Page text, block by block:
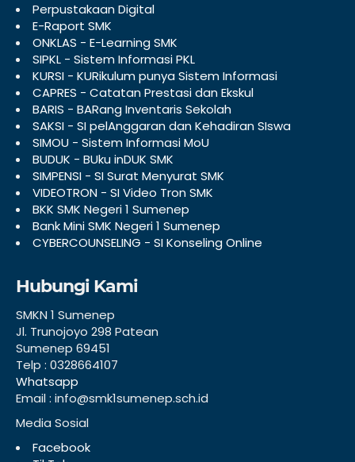
Perpustakaan Digital
E-Raport SMK
ONKLAS - E-Learning SMK
SIPKL - Sistem Informasi PKL
KURSI - KURikulum punya Sistem Informasi
CAPRES - Catatan Prestasi dan Ekskul
BARIS - BARang Inventaris Sekolah
SAKSI - SI pelAnggaran dan Kehadiran SIswa
SIMOU - Sistem Informasi MoU
BUDUK - BUku inDUK SMK
SIMPENSI - SI Surat Menyurat SMK
VIDEOTRON - SI Video Tron SMK
BKK SMK Negeri 1 Sumenep
Bank Mini SMK Negeri 1 Sumenep
CYBERCOUNSELING - SI Konseling Online
Hubungi Kami
SMKN 1 Sumenep
Jl. Trunojoyo 298 Patean
Sumenep 69451
Telp : 0328664107
Whatsapp
Email : info@smk1sumenep.sch.id
Media Sosial
Facebook